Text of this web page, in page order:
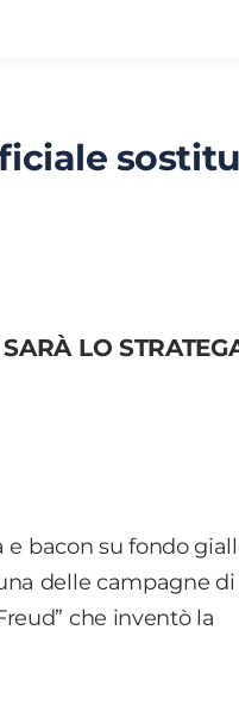
LO
bacon su fondo
delle campagne di
che inventò la